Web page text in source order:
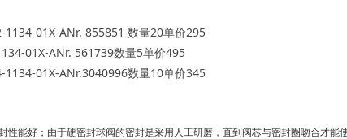
1134-01X-ANr. 855851 数量20单价295
01X-ANr. 561739数量5单价495
1134-01X-ANr.3040996数量10单价345
性能好；由于硬密封球阀的密封是采用人工研磨，直到阀芯与密封圈吻合才能